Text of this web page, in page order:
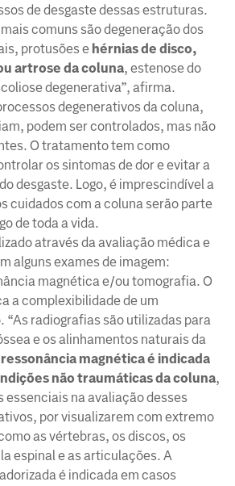
de desgaste dessas estruturas.
comuns são degeneração dos
protusões e hérnias de disco,
artrose da coluna, estenose do
degenerativa”, afirma.
degenerativos da coluna,
podem ser controlados, mas não
O tratamento tem como
os sintomas de dor e evitar a
desgaste. Logo, é imprescindível a
cuidados com a coluna serão parte
de toda a vida.
através da avaliação médica e
alguns exames de imagem:
magnética e/ou tomografia. O
a complexibilidade de um
“As radiografias são utilizadas para
e os alinhamentos naturais da
magnética é indicada
não traumáticas da coluna,
essenciais na avaliação desses
por visualizarem com extremo
as vértebras, os discos, os
espinal e as articulações. A
é indicada em casos